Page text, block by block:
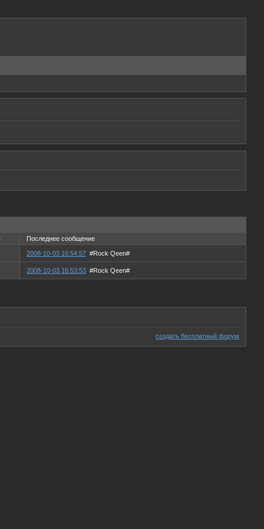
Последнее сообщение
2008-10-03 16:54:57 #Rock Qeen#
2008-10-03 16:53:53 #Rock Qeen#
создать бесплатный форум